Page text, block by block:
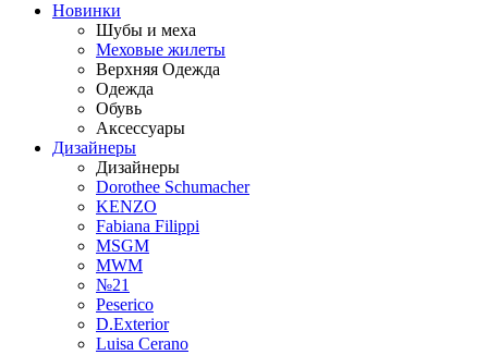
Новинки
Шубы и меха
Меховые жилеты
Верхняя Одежда
Одежда
Обувь
Аксессуары
Дизайнеры
Дизайнеры
Dorothee Schumacher
KENZO
Fabiana Filippi
MSGM
MWM
№21
Peserico
D.Exterior
Luisa Cerano